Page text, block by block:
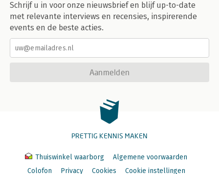
Schrijf u in voor onze nieuwsbrief en blijf up-to-date
met relevante interviews en recensies, inspirerende
events en de beste acties.
Aanmelden
PRETTIG KENNIS MAKEN
Thuiswinkel waarborg
Algemene voorwaarden
Colofon
Privacy Cookies Cookie instellingen